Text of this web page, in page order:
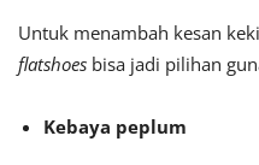
Untuk menambah kesan
flatshoes bisa jadi pilihan
Kebaya peplum